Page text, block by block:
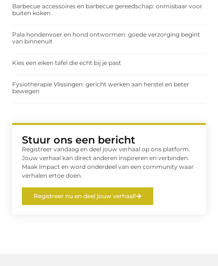
Barbecue accessoires en barbecue gereedschap: onmisbaar voor
buiten koken
Pala hondenvoer en hond ontwormen: goede verzorging begint
van binnenuit
Kies een eiken tafel die echt bij je past
Fysiotherapie Vlissingen: gericht werken aan herstel en beter
bewegen
Stuur ons een bericht
Registreer vandaag en deel jouw verhaal op ons platform.
Jouw verhaal kan direct anderen inspireren en verbinden.
Maak impact en word onderdeel van een community waar
verhalen ertoe doen.
Registreer nu en deel jouw verhaal!